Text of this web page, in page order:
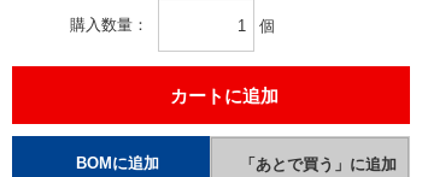
購入数量 個